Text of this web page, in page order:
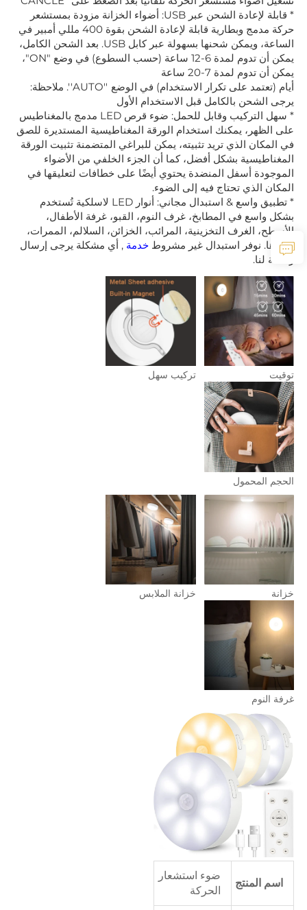
* قابلة لإعادة الشحن عبر USB: أضواء الخزانة مزودة بمستشعر
حركة مدمج وبطارية قابلة لإعادة الشحن بقوة 400 مللي أمبير في
الساعة، ويمكن شحنها بسهولة عبر كابل USB. بعد الشحن الكامل،
يمكن أن تدوم لمدة 6-12 ساعة (حسب السطوع) في وضع "ON"،
يمكن أن تدوم لمدة 7-20 ساعة
أيام (تعتمد على تكرار الاستخدام) في الوضع ''AUTO''. ملاحظة:
يرجى الشحن بالكامل قبل الاستخدام الأول
* سهل التركيب وقابل للحمل: ضوء قرص LED مدمج بالمغناطيس
على الظهر، يمكنك استخدام الورقة المغناطيسية المستديرة للصق
في المكان الذي تريد تثبيته، يمكن للبراغي المتضمنة تثبيت الورقة
المغناطيسية بشكل أفضل، كما أن الجزء الخلفي من الأضواء
الموجودة أسفل المنضدة يحتوي أيضًا على خطافات لتعليقها في
المكان الذي تحتاج فيه إلى الضوء.
* تطبيق واسع & استبدال مجاني: أنوار LED لاسلكية تُستخدم
بشكل واسع في المطابخ، غرف النوم، القبو، غرفة الأطفال،
الأسطح، الغرف التخزينية، المرائب، الخزائن، السلالم، الممرات،
وغيرها. نوفر استبدال غير مشروط خدمة , أي مشكلة يرجى إرسال
رسالة لنا.
توقيت تركيب سهل
الحجم المحمول
خزانة خزانة الملابس
غرفة النوم
اسم المنتج
ضوء استشعار
الحركة